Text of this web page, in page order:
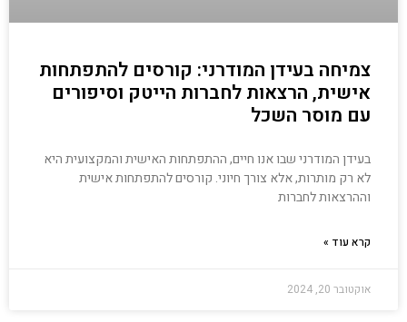
צמיחה בעידן המודרני: קורסים להתפתחות
אישית, הרצאות לחברות הייטק וסיפורים
עם מוסר השכל
בעידן המודרני שבו אנו חיים, ההתפתחות האישית והמקצועית היא
לא רק מותרות, אלא צורך חיוני. קורסים להתפתחות אישית
וההרצאות לחברות
קרא עוד »
אוקטובר 20, 2024